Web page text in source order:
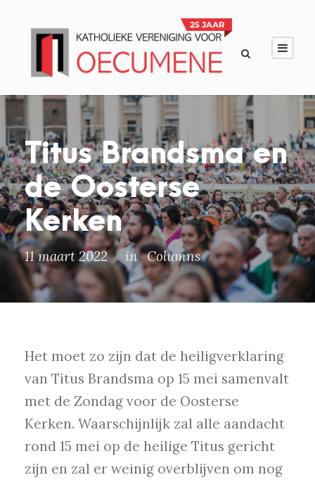
Titus Brandsma en
de Oosterse
Kerken
11 maart 2022 in Columns
Het moet zo zijn dat de heiligverklaring
van Titus Brandsma op 15 mei samenvalt
met de Zondag voor de Oosterse
Kerken. Waarschijnlijk zal alle aandacht
rond 15 mei op de heilige Titus gericht
zijn en zal er weinig overblijven om nog